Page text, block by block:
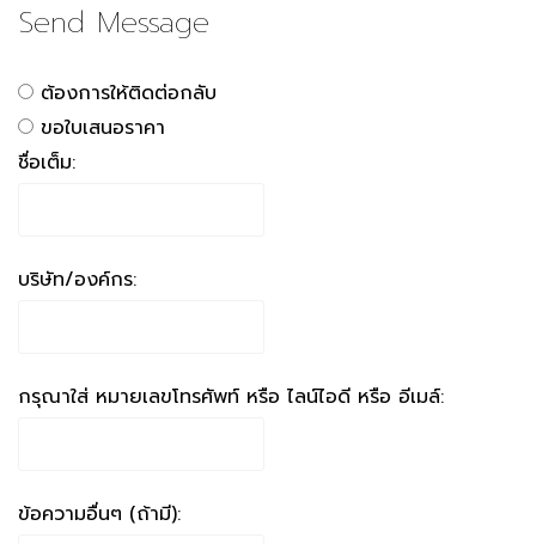
Send Message
ต้องการให้ติดต่อกลับ
ขอใบเสนอราคา
ชื่อเต็ม:
บริษัท/องค์กร:
กรุณาใส่ หมายเลขโทรศัพท์ หรือ ไลน์ไอดี หรือ อีเมล์:
ข้อความอื่นๆ (ถ้ามี):